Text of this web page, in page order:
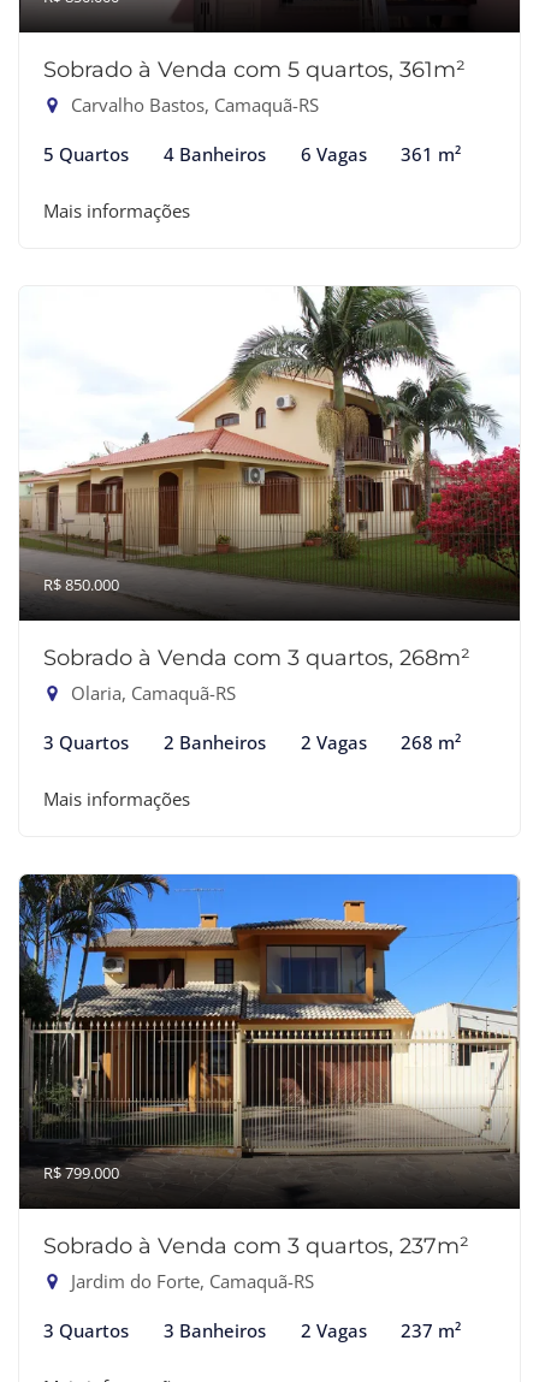
Sobrado à Venda com 5 quartos, 361m²
Carvalho Bastos, Camaquã-RS
5 Quartos 4 Banheiros 6 Vagas 361 m²
Mais informações
R$ 850.000
Sobrado à Venda com 3 quartos, 268m²
Olaria, Camaquã-RS
3 Quartos 2 Banheiros 2 Vagas 268 m²
Mais informações
R$ 799.000
Sobrado à Venda com 3 quartos, 237m²
Jardim do Forte, Camaquã-RS
3 Quartos 3 Banheiros 2 Vagas 237 m²